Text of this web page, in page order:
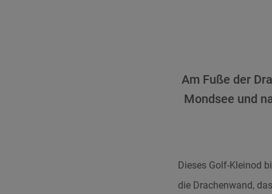
Am Fuße der
Mondsee und
Dieses Golf-Kleinod
die Drachenwand,